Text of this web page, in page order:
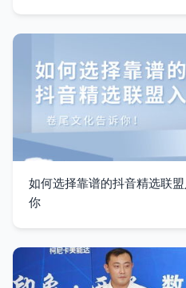
如何选择靠谱的抖音精选联
你